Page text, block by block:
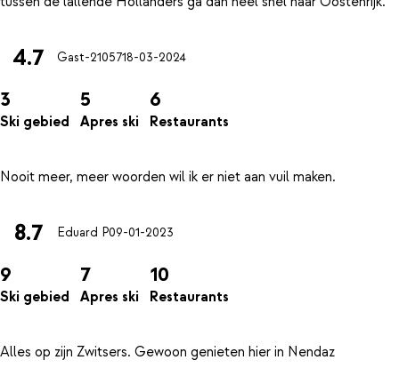
4.7 Gast-2105718-03-2024
3
Ski gebied
5
Apres ski
6
Restaurants
8.7 Eduard P09-01-2023
9
Ski gebied
7
Apres ski
10
Restaurants